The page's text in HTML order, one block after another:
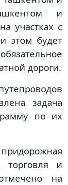
и
участках с
этом будет
дороги.
задача
по их
торговля и
на